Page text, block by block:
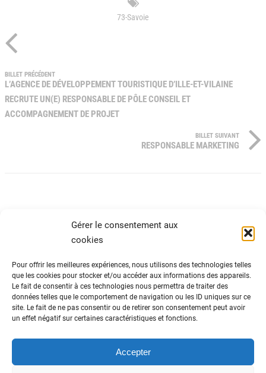
Gérer le consentement aux
cookies
Pour offrir les meilleures expériences, nous utilisons des technologies telles
que les cookies pour stocker et/ou accéder aux informations des appareils.
Le fait de consentir à ces technologies nous permettra de traiter des
données telles que le comportement de navigation ou les ID uniques sur ce
site. Le fait de ne pas consentir ou de retirer son consentement peut avoir
un effet négatif sur certaines caractéristiques et fonctions.
Accepter
73-Savoie
BILLET PRÉCÉDENT
L’AGENCE DE DÉVELOPPEMENT TOURISTIQUE D’ILLE-ET-VILAINE
RECRUTE UN(E) RESPONSABLE DE PÔLE CONSEIL ET
ACCOMPAGNEMENT DE PROJET
BILLET SUIVANT
RESPONSABLE MARKETING
ADN Tourisme
Fédération nationale des organismes
institutionnels de tourisme